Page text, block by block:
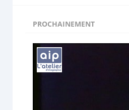
PROCHAINEMENT